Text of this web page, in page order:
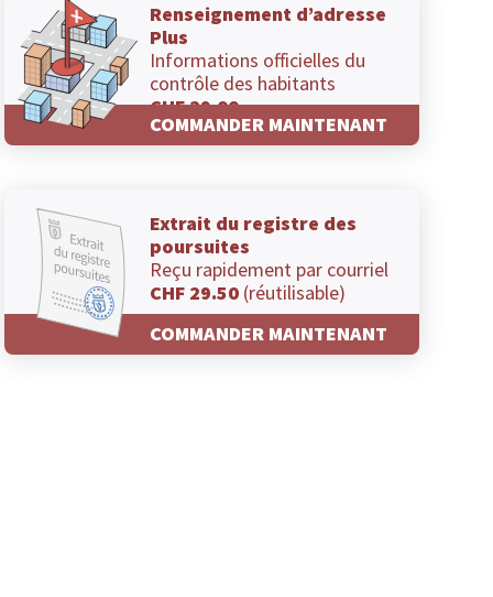
Renseignement d’adresse
Plus
Informations officielles du
contrôle des habitants
CHF 29.00
COMMANDER MAINTENANT
Extrait du registre des
poursuites
Reçu rapidement par courriel
CHF 29.50 (réutilisable)
COMMANDER MAINTENANT